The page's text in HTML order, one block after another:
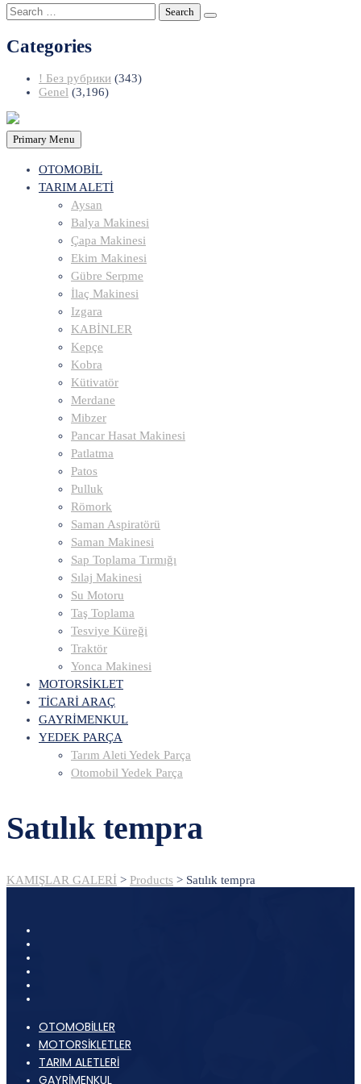
Search
for:
Categories
! Без рубрики (343)
Genel (3,196)
Primary Menu
OTOMOBİL
TARIM ALETİ
Aysan
Balya Makinesi
Çapa Makinesi
Ekim Makinesi
Gübre Serpme
İlaç Makinesi
Izgara
KABİNLER
Kepçe
Kobra
Kütivatör
Merdane
Mibzer
Pancar Hasat Makinesi
Patlatma
Patos
Pulluk
Römork
Saman Aspiratörü
Saman Makinesi
Sap Toplama Tırmığı
Sılaj Makinesi
Su Motoru
Taş Toplama
Tesviye Küreği
Traktör
Yonca Makinesi
MOTORSİKLET
TİCARİ ARAÇ
GAYRİMENKUL
YEDEK PARÇA
Tarım Aleti Yedek Parça
Otomobil Yedek Parça
Satılık tempra
KAMIŞLAR GALERİ > Products > Satılık tempra
OTOMOBİLLER
MOTORSİKLETLER
TARIM ALETLERİ
GAYRİMENKUL